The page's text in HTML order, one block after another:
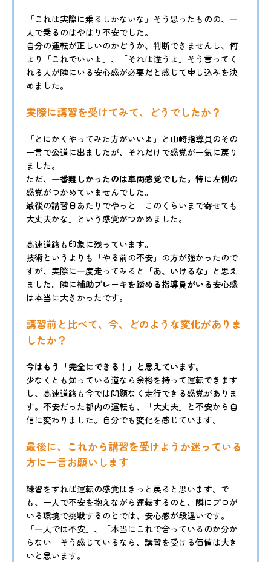
「これは実際に乗るしかないな」そう思ったものの、一
人で乗るのはやはり不安でした。
自分の運転が正しいのかどうか、判断できませんし、何
より「これでいいよ」、「それは違うよ」そう言ってく
れる人が隣にいる安心感が必要だと感じて申し込みを決
めました。
実際に講習を受けてみて、どうでしたか？
「とにかくやってみた方がいいよ」と山崎指導員のその
一言で公道に出ましたが、それだけで感覚が一気に戻り
ました。
ただ、 一番難しかったのは車両感覚でした。 特に左側の
感覚がつかめていませんでした。
最後の講習日あたりでやっと「このくらいまで寄せても
大丈夫かな」という感覚がつかめました。
高速道路も印象に残っています。
技術というよりも「やる前の不安」の方が強かったので
すが、実際に一度走ってみると 「あ、いけるな」 と思え
ました。隣に補助ブレーキを踏める指導員がいる安心感
は本当に大きかったです。
講習前と比べて、今、どのような変化がありま
したか？
今はもう「完全にできる！」と思えています。
少なくとも知っている道なら余裕を持って運転できます
し、高速道路も今では問題なく走行できる感覚がありま
す。不安だった都内の運転も、「大丈夫」と不安から自
信に変わりました。自分でも変化を感じています。
最後に、これから講習を受けようか迷っている
方に一言お願いします
練習をすれば運転の感覚はきっと戻ると思います。で
も、一人で不安を抱えながら運転するのと、隣にプロが
いる環境で挑戦するのとでは、安心感が段違いです。
「一人では不安」、「本当にこれで合っているのか分か
らない」そう感じているなら、講習を受ける価値は大き
いと思います。